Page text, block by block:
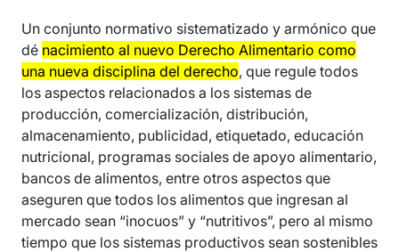
Un conjunto normativo sistematizado y armónico que
dé nacimiento al nuevo Derecho Alimentario como
una nueva disciplina del derecho, que regule todos
los aspectos relacionados a los sistemas de
producción, comercialización, distribución,
almacenamiento, publicidad, etiquetado, educación
nutricional, programas sociales de apoyo alimentario,
bancos de alimentos, entre otros aspectos que
aseguren que todos los alimentos que ingresan al
mercado sean “inocuos” y “nutritivos”, pero al mismo
tiempo que los sistemas productivos sean sostenibles